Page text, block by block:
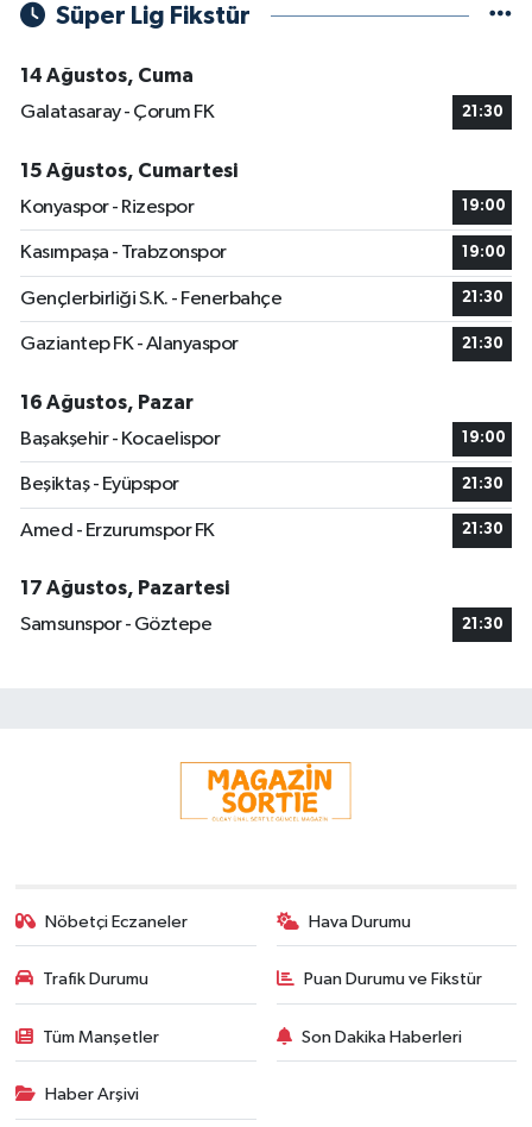
Süper Lig Fikstür
14 Ağustos, Cuma
Galatasaray - Çorum FK
21:30
15 Ağustos, Cumartesi
Konyaspor - Rizespor
19:00
Kasımpaşa - Trabzonspor 19:00
Gençlerbirliği S.K. - Fenerbahçe 21:30
Gaziantep FK - Alanyaspor 21:30
16 Ağustos, Pazar
Başakşehir - Kocaelispor
19:00
Beşiktaş - Eyüpspor 21:30
Amed - Erzurumspor FK 21:30
17 Ağustos, Pazartesi
Samsunspor - Göztepe
21:30
Nöbetçi Eczaneler Hava Durumu
Trafik Durumu Puan Durumu ve Fikstür
Tüm Manşetler Son Dakika Haberleri
Haber Arşivi